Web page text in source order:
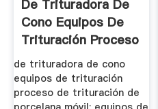
De Trituradora De
Cono Equipos De
Trituración Proceso
De ...
de trituradora de cono
equipos de trituración
proceso de trituración de